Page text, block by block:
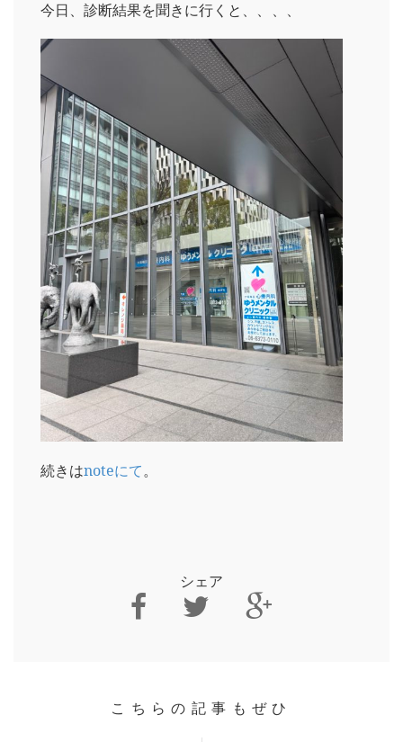
今日、診断結果を聞きに行くと、、、、
続きはnoteにて。
シェア
こちらの記事もぜひ